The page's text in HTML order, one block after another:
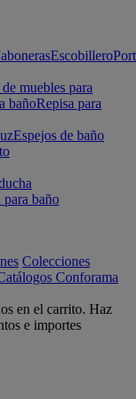
Escobillero
muebles para
bañoRepisa para
Espejos de baño
para baño
Colecciones
Conforama
en el carrito. Haz
e importes